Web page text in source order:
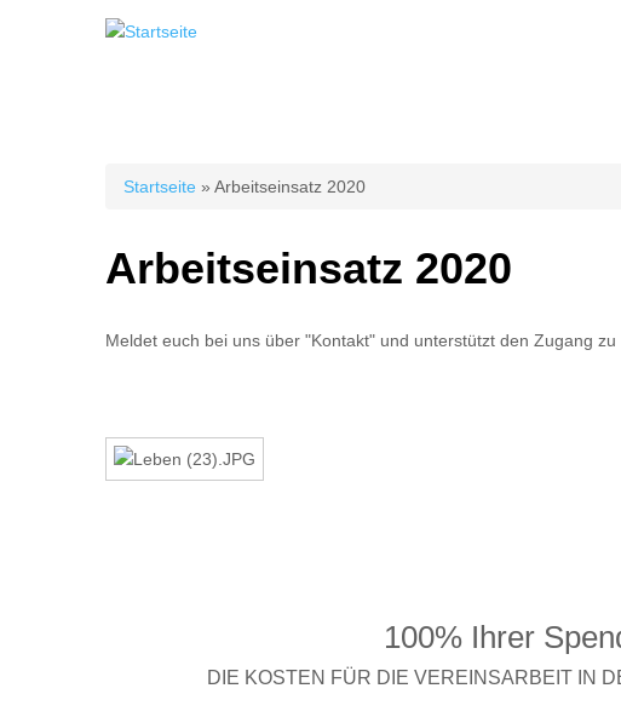
Sie sind hier
Startseite » Arbeitseinsatz 2020
Arbeitseinsatz 2020
Meldet euch bei uns über "Kontakt" und unterstützt den Zugang
100% Ihrer
DIE KOSTEN FÜR DIE VEREINSARBEIT IN